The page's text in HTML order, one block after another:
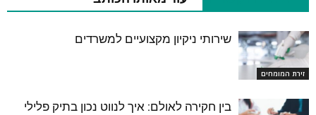
זירת המומחים
שירותי ניקיון מקצועיים למשרדים
בין חקירה לאולם: איך לנווט נכון בתיק פלילי